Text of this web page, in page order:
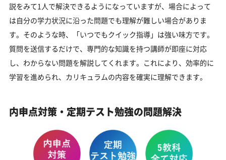
説をみて1人で解決できるようになっていますが、場合によって
は自分の学力状況に沿った問題でも理解が難しい場合がありま
す。そのような時、「いつでもクイック指導」は強い味方です。
質問を送信するだけで、専門的な知識を持つ講師が即座に対応
し、わからない問題を解説してくれます。これにより、効率的に
学習を進められ、カリキュラムの内容を確実に理解できます。
内申点対策・定期テスト勉強の問題解決